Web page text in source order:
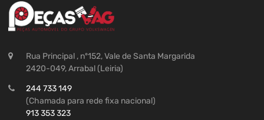
Rua Principal , nº152, Vale de Santa Margarida
2420-049, Arrabal (Leiria)
244 733 149
(Chamada para rede fixa nacional)
913 353 323